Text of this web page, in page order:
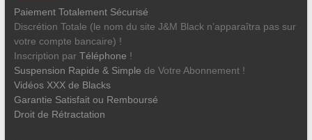
Paiement Totalement Sécurisé
Discrétion Totale (le nom du site J&M Black n’apparaîtra pas sur
votre compte bancaire) !
Inscription par Téléphone !
Suspension Rapide & Simple de Votre Abonnement !
Vidéos XXX de Blacks
Garantie Satisfait ou Remboursé
Droit de Rétractation